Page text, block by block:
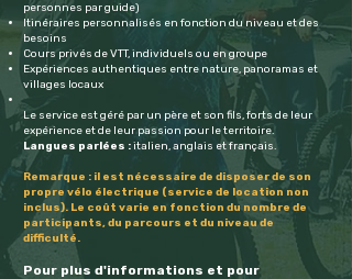
personnes par guide)
Itinéraires personnalisés en fonction du niveau et des
besoins
Cours privés de VTT, individuels ou en groupe
Expériences authentiques entre nature, panoramas et
villages locaux
Le service est géré par un père et son fils, forts de leur
expérience et de leur passion pour le territoire.
Langues parlées :italien, anglais et français.
Remarque : il est nécessaire de disposer de son
propre vélo électrique (service de location non
inclus). Le coût varie en fonction du nombre de
participants, du parcours et du niveau de
difficulté.
Pour plus d'informations et pour